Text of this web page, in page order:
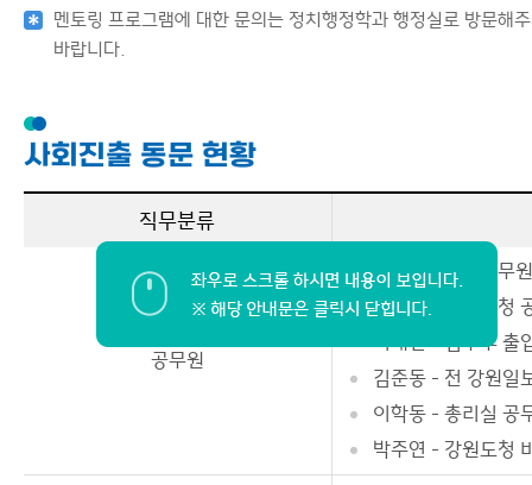
멘토링 프로그램에 대한 문의는 정치행정학과 행정실로 방문해
바랍니다.
사회진출 동문 현황
직무분류
공무원
이승환 - 경찰공무원
이호범 - 강원도청
이재민 - 법무부 출
김준동 - 전 강원일
이학동 - 총리실 공
박주연 - 강원도청